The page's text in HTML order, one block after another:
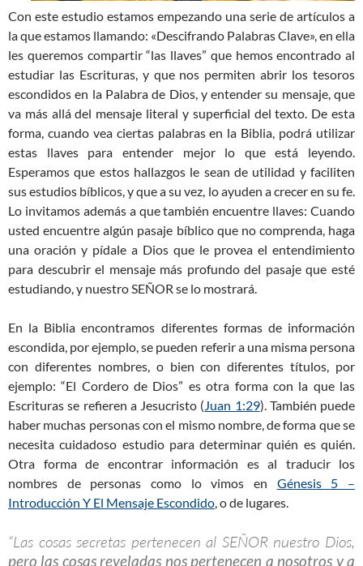
Con este estudio estamos empezando una serie de artículos a
la que estamos llamando: «Descifrando Palabras Clave», en ella
les queremos compartir “las llaves” que hemos encontrado al
estudiar las Escrituras, y que nos permiten abrir los tesoros
escondidos en la Palabra de Dios, y entender su mensaje, que
va más allá del mensaje literal y superficial del texto. De esta
forma, cuando vea ciertas palabras en la Biblia, podrá utilizar
estas llaves para entender mejor lo que está leyendo.
Esperamos que estos hallazgos le sean de utilidad y faciliten
sus estudios bíblicos, y que a su vez, lo ayuden a crecer en su fe.
Lo invitamos además a que también encuentre llaves: Cuando
usted encuentre algún pasaje bíblico que no comprenda, haga
una oración y pídale a Dios que le provea el entendimiento
para descubrir el mensaje más profundo del pasaje que esté
estudiando, y nuestro SEÑOR se lo mostrará.
En la Biblia encontramos diferentes formas de información
escondida, por ejemplo, se pueden referir a una misma persona
con diferentes nombres, o bien con diferentes títulos, por
ejemplo: “El Cordero de Dios” es otra forma con la que las
Escrituras se refieren a Jesucristo (Juan 1:29). También puede
haber muchas personas con el mismo nombre, de forma que se
necesita cuidadoso estudio para determinar quién es quién.
Otra forma de encontrar información es al traducir los
nombres de personas como lo vimos en Génesis 5 –
Introducción Y El Mensaje Escondido, o de lugares.
“Las cosas secretas pertenecen al SEÑOR nuestro Dios,
pero las cosas reveladas nos pertenecen a nosotros y a